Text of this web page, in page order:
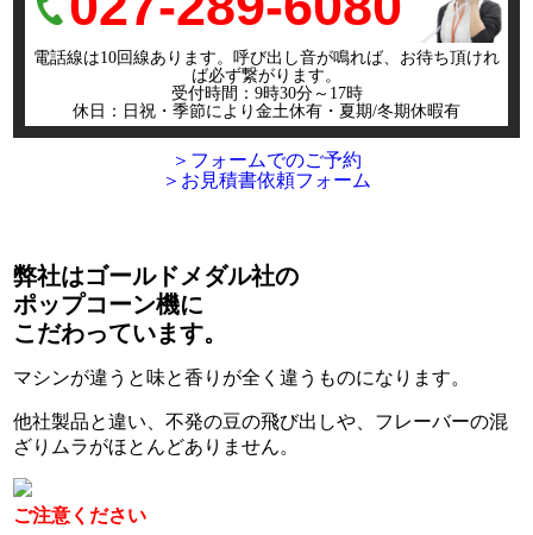
電話線は10回線あります。呼び出し音が鳴れば、お待ち頂けれ
ば必ず繋がります。
受付時間：9時30分～17時
休日：日祝・季節により金土休有・夏期/冬期休暇有
＞フォームでのご予約
＞お見積書依頼フォーム
弊社はゴールドメダル社の
ポップコーン機に
こだわっています。
マシンが違うと味と香りが全く違うものになります。
他社製品と違い、不発の豆の飛び出しや、フレーバーの混
ざりムラがほとんどありません。
ご注意ください